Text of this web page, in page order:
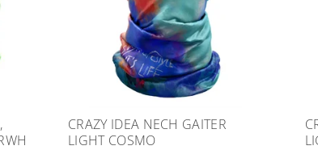
CRAZY IDEA NECH GAITER
LIGHT COSMO